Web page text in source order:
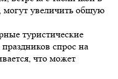
могут увеличить общую
туристические
спрос на
что может